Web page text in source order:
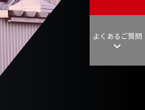
よくあるご質問